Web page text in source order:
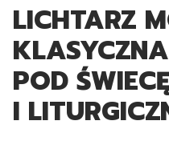
LICHTARZ
POD
I